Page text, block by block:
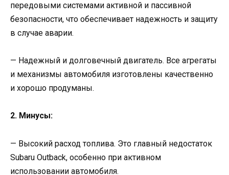
передовыми системами активной и пассивной
безопасности, что обеспечивает надежность и защиту
в случае аварии.
— Надежный и долговечный двигатель. Все агрегаты
и механизмы автомобиля изготовлены качественно
и хорошо продуманы.
2. Минусы:
— Высокий расход топлива. Это главный недостаток
Subaru Outback, особенно при активном
использовании автомобиля.